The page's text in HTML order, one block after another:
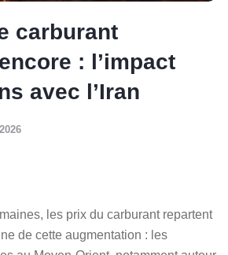
carburant
: l’impact
avec l’Iran
les prix du carburant repartent
de cette augmentation : les